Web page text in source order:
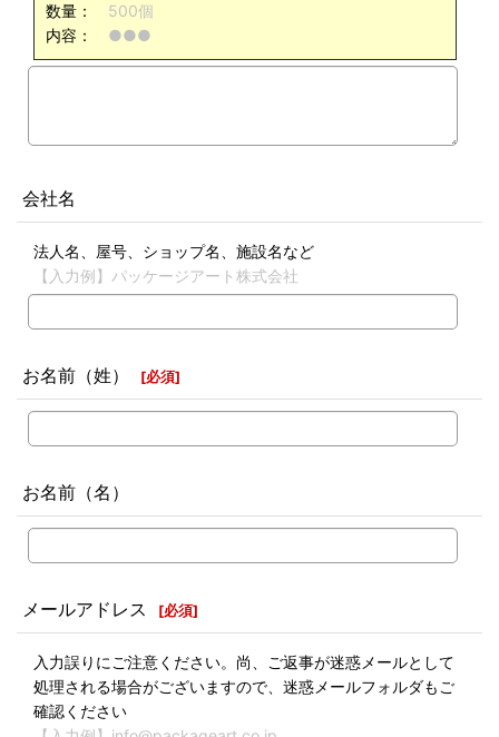
数量： 500個
内容： ●●●
会社名
法人名、屋号、ショップ名、施設名など
【入力例】パッケージアート株式会社
お名前（姓） [必須]
お名前（名）
メールアドレス [必須]
入力誤りにご注意ください。尚、ご返事が迷惑メールとして
処理される場合がございますので、迷惑メールフォルダもご
確認ください